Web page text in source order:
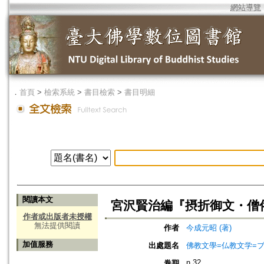
網站導覽
． 首頁 > 檢索系統 > 書目檢索 > 書目明細
閱讀本文
作者或出版者未授權
無法提供閱讀
加值服務
宮沢賢治編『摂折御文・
作者
今成元昭 (著)
出處題名
佛教文學=仏教文学=